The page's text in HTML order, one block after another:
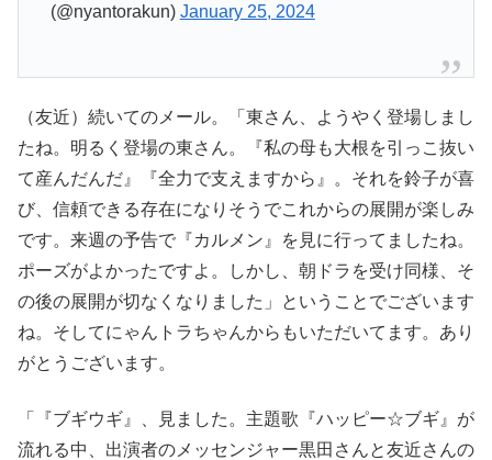
(@nyantorakun) January 25, 2024
（友近）続いてのメール。「東さん、ようやく登場しまし
たね。明るく登場の東さん。『私の母も大根を引っこ抜い
て産んだんだ』『全力で支えますから』。それを鈴子が喜
び、信頼できる存在になりそうでこれからの展開が楽しみ
です。来週の予告で『カルメン』を見に行ってましたね。
ポーズがよかったですよ。しかし、朝ドラを受け同様、そ
の後の展開が切なくなりました」ということでございます
ね。そしてにゃんトラちゃんからもいただいてます。あり
がとうございます。
「『ブギウギ』、見ました。主題歌『ハッピー☆ブギ』が
流れる中、出演者のメッセンジャー黒田さんと友近さんの